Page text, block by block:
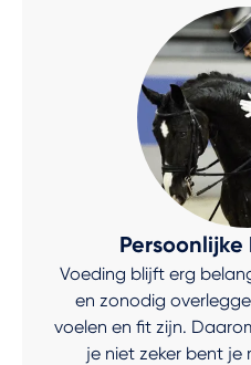
Voeding blijft erg
en zonodig
voelen en fit zijn.
je niet zeker bent